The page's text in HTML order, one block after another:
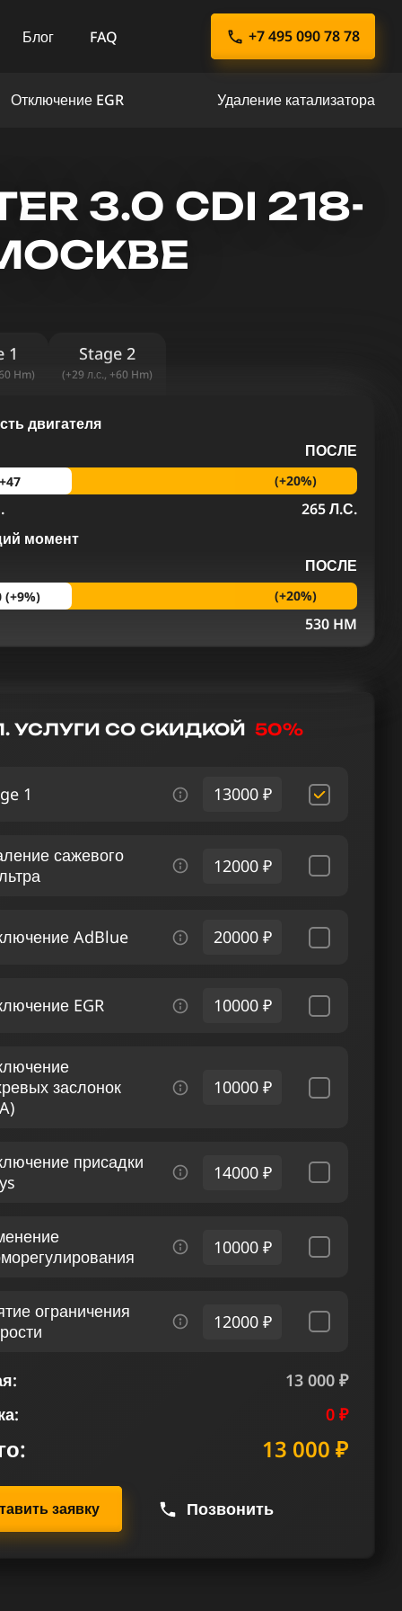
Блог FAQ +7 495 090 78 78
Отключение EGR Удаление катализатора
3.0 CDI 218-
1
Hm)
Stage 2
(+29 л.с., +60 Hm)
двигателя
ПОСЛЕ
+47 (+20%)
265 Л.С.
момент
ПОСЛЕ
(+9%) (+20%)
530 HM
УСЛУГИ СО СКИДКОЙ 50%
1 13000 ₽
сажевого
12000 ₽
AdBlue 20000 ₽
EGR 10000 ₽
заслонок
10000 ₽
присадки
14000 ₽
10000 ₽
ограничения
12000 ₽
13 000 ₽
0 ₽
13 000 ₽
заявку Позвонить